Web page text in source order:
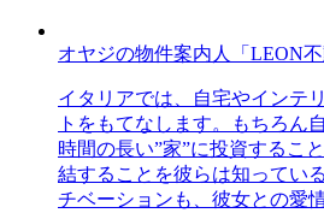
オヤジの物件案内人「LEON不
イタリアでは、自宅やインテ
トをもてなします。もちろん
時間の長い”家”に投資するこ
結することを彼らは知ってい
チベーションも、彼女との愛